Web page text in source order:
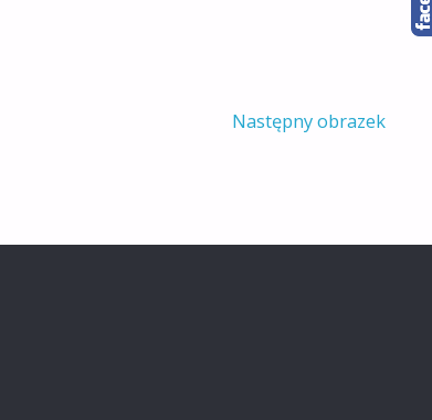
Następny obrazek